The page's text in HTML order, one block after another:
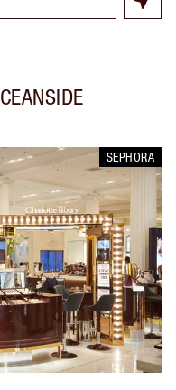
SEPHORA